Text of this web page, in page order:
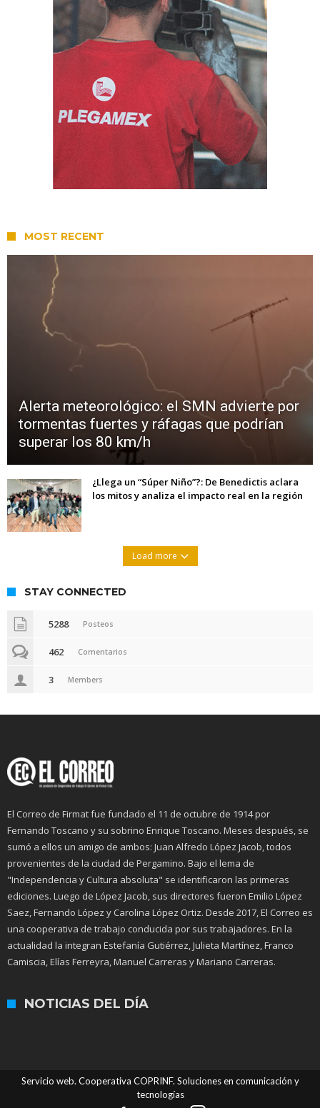
MOST RECENT
Alerta meteorológico: el SMN advierte por
tormentas fuertes y ráfagas que podrían
superar los 80 km/h
¿Llega un “Súper Niño”?: De Benedictis aclara
los mitos y analiza el impacto real en la región
Load more
STAY CONNECTED
5288 Posteos
462 Comentarios
3 Members
El Correo de Firmat fue fundado el 11 de octubre de 1914 por
Fernando Toscano y su sobrino Enrique Toscano. Meses después, se
sumó a ellos un amigo de ambos: Juan Alfredo López Jacob, todos
provenientes de la ciudad de Pergamino. Bajo el lema de
"Independencia y Cultura absoluta" se identificaron las primeras
ediciones. Luego de López Jacob, sus directores fueron Emilio López
Saez, Fernando López y Carolina López Ortiz. Desde 2017, El Correo es
una cooperativa de trabajo conducida por sus trabajadores. En la
actualidad la integran Estefanía Gutiérrez, Julieta Martínez, Franco
Camiscia, Elías Ferreyra, Manuel Carreras y Mariano Carreras.
NOTICIAS DEL DÍA
Servicio web. Cooperativa COPRINF. Soluciones en comunicación y
tecnologías